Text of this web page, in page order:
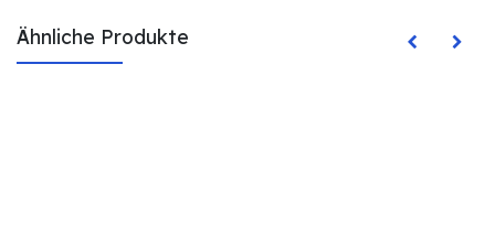
Ähnliche Produkte